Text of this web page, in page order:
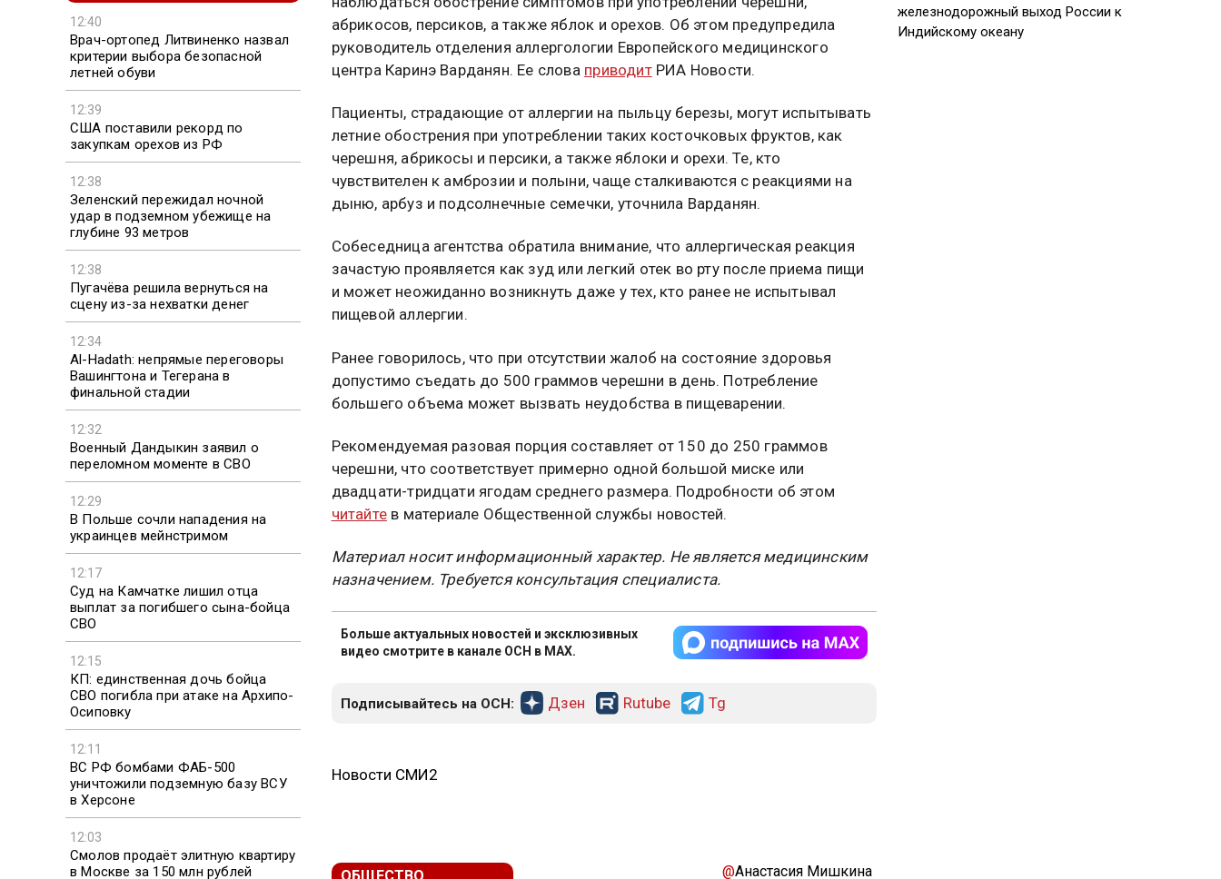
12:40
Врач-ортопед Литвиненко назвал
критерии выбора безопасной
летней обуви
12:39
США поставили рекорд по
закупкам орехов из РФ
12:38
Зеленский пережидал ночной
удар в подземном убежище на
глубине 93 метров
12:38
Пугачёва решила вернуться на
сцену из-за нехватки денег
12:34
Al-Hadath: непрямые переговоры
Вашингтона и Тегерана в
финальной стадии
12:32
Военный Дандыкин заявил о
переломном моменте в СВО
12:29
В Польше сочли нападения на
украинцев мейнстримом
12:17
Суд на Камчатке лишил отца
выплат за погибшего сына-бойца
СВО
12:15
КП: единственная дочь бойца
СВО погибла при атаке на Архипо-
Осиповку
12:11
ВС РФ бомбами ФАБ-500
уничтожили подземную базу ВСУ
в Херсоне
12:03
Смолов продаёт элитную квартиру
в Москве за 150 млн рублей
абрикосов, персиков, а также яблок и орехов. Об этом предупредила
руководитель отделения аллергологии Европейского медицинского
центра Каринэ Варданян. Ее слова приводитРИА Новости.
Пациенты, страдающие от аллергии на пыльцу березы, могут испытывать
летние обострения при употреблении таких косточковых фруктов, как
черешня, абрикосы и персики, а также яблоки и орехи. Те, кто
чувствителен к амброзии и полыни, чаще сталкиваются с реакциями на
дыню, арбуз и подсолнечные семечки, уточнила Варданян.
Собеседница агентства обратила внимание, что аллергическая реакция
зачастую проявляется как зуд или легкий отек во рту после приема пищи
и может неожиданно возникнуть даже у тех, кто ранее не испытывал
пищевой аллергии.
Ранее говорилось, что при отсутствии жалоб на состояние здоровья
допустимо съедать до 500 граммов черешни в день. Потребление
большего объема может вызвать неудобства в пищеварении.
Рекомендуемая разовая порция составляет от 150 до 250 граммов
черешни, что соответствует примерно одной большой миске или
двадцати-тридцати ягодам среднего размера. Подробности об этом
читайтев материале Общественной службы новостей.
Материал носит информационный характер. Не является медицинским
назначением. Требуется консультация специалиста.
Больше актуальных новостей и эксклюзивных
видео смотрите в канале ОСН в MAX.
Подписывайтесь на ОСН: Дзен Rutube Tg
Новости СМИ2
@Анастасия Мишкина
железнодорожный выход России к
Индийскому океану